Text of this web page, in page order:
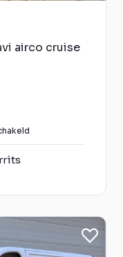
airco cruise